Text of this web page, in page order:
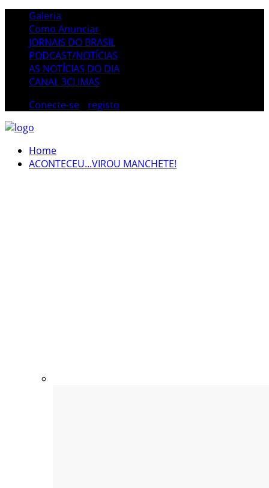
Galeria
Como Anunciar
JORNAIS DO BRASIL
PODCAST/NOTÍCIAS
AS NOTÍCIAS DO DIA
CANAL 3CLIMAS
Conecte-se
registo
Home
ACONTECEU...VIROU MANCHETE!